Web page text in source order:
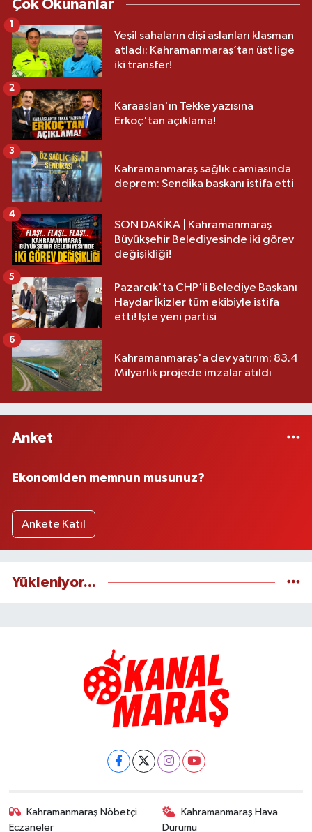
Çok Okunanlar
Yeşil sahaların dişi aslanları klasman
atladı: Kahramanmaraş’tan üst lige
iki transfer!
Karaaslan'ın Tekke yazısına
Erkoç'tan açıklama!
2
Kahramanmaraş sağlık camiasında
deprem: Sendika başkanı istifa etti
3
SON DAKİKA | Kahramanmaraş
Büyükşehir Belediyesinde iki görev
değişikliği!
4
Pazarcık'ta CHP’li Belediye Başkanı
Haydar İkizler tüm ekibiyle istifa
etti! İşte yeni partisi
5
Kahramanmaraş'a dev yatırım: 83.4
Milyarlık projede imzalar atıldı
6
Anket
Ekonomiden memnun musunuz?
Ankete Katıl
Yükleniyor...
Kahramanmaraş Nöbetçi
Eczaneler
Kahramanmaraş Hava
Durumu